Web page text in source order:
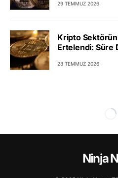
29 TEMMUZ 2026
Kripto
Ertelendi: Süre
28 TEMMUZ 2026
Ninja